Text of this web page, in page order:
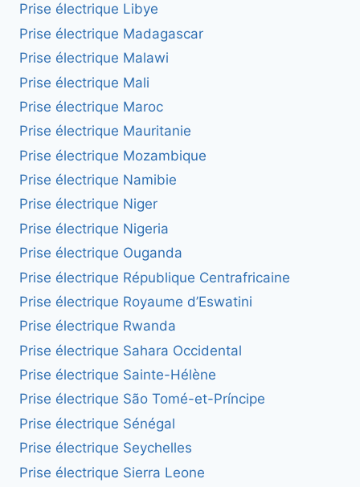
Prise électrique Libye
Prise électrique Madagascar
Prise électrique Malawi
Prise électrique Mali
Prise électrique Maroc
Prise électrique Mauritanie
Prise électrique Mozambique
Prise électrique Namibie
Prise électrique Niger
Prise électrique Nigeria
Prise électrique Ouganda
Prise électrique République Centrafricaine
Prise électrique Royaume d’Eswatini
Prise électrique Rwanda
Prise électrique Sahara Occidental
Prise électrique Sainte-Hélène
Prise électrique São Tomé-et-Príncipe
Prise électrique Sénégal
Prise électrique Seychelles
Prise électrique Sierra Leone